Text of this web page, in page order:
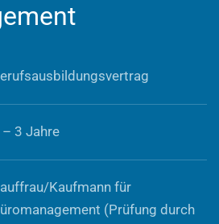
– 3 Jahre
Kaufmann für
(Prüfung durch